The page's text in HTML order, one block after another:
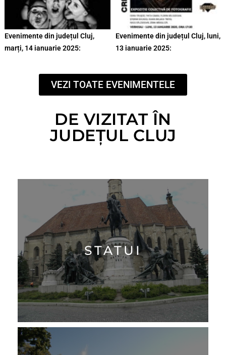
Evenimente din județul Cluj,
marți, 14 ianuarie 2025:
Evenimente din județul Cluj, luni,
13 ianuarie 2025:
VEZI TOATE EVENIMENTELE
DE VIZITAT ÎN
JUDEȚUL CLUJ
STATUI